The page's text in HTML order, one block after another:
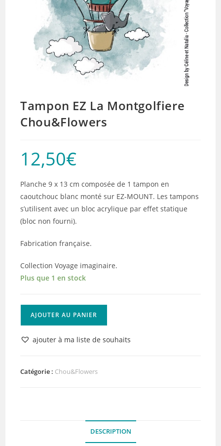
Tampon EZ La Montgolfiere
Chou&Flowers
12,50€
Planche 9 x 13 cm composée de 1 tampon en
caoutchouc blanc monté sur EZ-MOUNT. Les tampons
s’utilisent avec un bloc acrylique par effet statique
(bloc non fourni).
Fabrication française.
Collection Voyage imaginaire.
Plus que 1 en stock
Tampon
Montgolfiere
AJOUTER AU PANIER
ajouter à ma liste de souhaits
Catégorie : Chou&Flowers
DESCRIPTION